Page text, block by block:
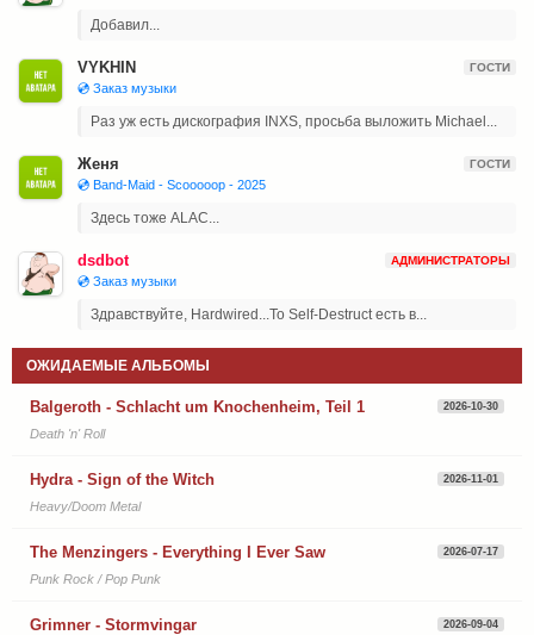
Добавил...
VYKHIN ГОСТИ
💿 Заказ музыки
Раз уж есть дискография INXS, просьба выложить Michael...
Женя ГОСТИ
💿 Band-Maid - Scooooop - 2025
Здесь тоже ALAC...
dsdbot АДМИНИСТРАТОРЫ
💿 Заказ музыки
Здравствуйте, Hardwired...To Self-Destruct есть в...
ОЖИДАЕМЫЕ АЛЬБОМЫ
Balgeroth - Schlacht um Knochenheim, Teil 1 2026-10-30
Death 'n' Roll
Hydra - Sign of the Witch 2026-11-01
Heavy/Doom Metal
The Menzingers - Everything I Ever Saw 2026-07-17
Punk Rock / Pop Punk
Grimner - Stormvingar 2026-09-04